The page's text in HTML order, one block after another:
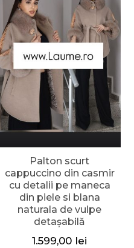
Palton scurt
cappuccino din casmir
cu detalii pe maneca
din piele si blana
naturala de vulpe
detașabilă
1.599,00 lei